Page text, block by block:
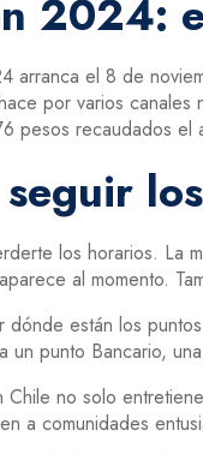
2024:
arranca el 8 de
por varios
pesos recaudados el
los horarios. La
al momento.
dónde están los
un punto Bancario,
Chile no solo
a comunidades